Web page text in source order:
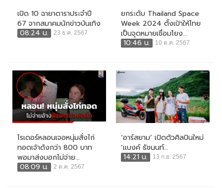
เปิด 10 ฉายาดาราประจำปี
67 จากสมาคมนักข่าวบันเทิง
08:24 น.
23 ธ.ค. 2567
ยกระดับ Thailand Space
Week 2024 ตั้งเป้าให้ไทย
เป็นจุดหมายเชื่อมโยง...
10:46 น.
10 ต.ค. 2567
ไรเดอร์หลอนเจอหนุ่มสั่งไก่
ทอดเจ้าดังกว่า 800 บาท
พอมาส่งบอกไม่จ่าย...
08:09 น.
2 ต.ค. 2567
‘อาร์สยาม’ เปิดตัวศิลปินใหม่
‘แบงค์ ธัชนนท์...
14:21 น.
13 ก.ย. 2567